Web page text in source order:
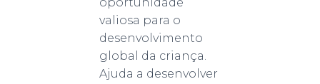
valiosa para o
desenvolvimento
global da criança.
Ajuda a desenvolver